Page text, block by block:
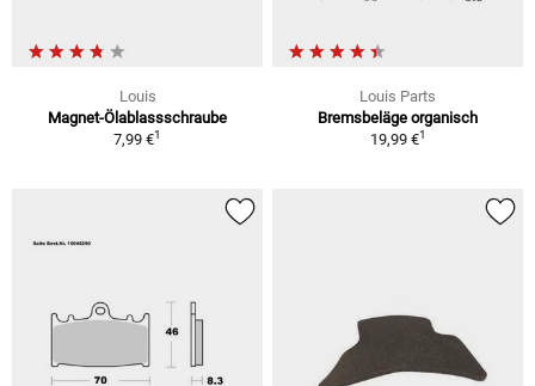
Louis
Magnet-Ölablassschraube
7,99 €1
Louis Parts
Bremsbeläge organisch
19,99 €1